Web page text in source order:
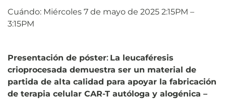
Cuándo: Miércoles 7 de mayo de 2025 2:15PM –
3:15PM
Presentación de póster: La leucaféresis
crioprocesada demuestra ser un material de
partida de alta calidad para apoyar la fabricación
de terapia celular CAR-T autóloga y alogénica –